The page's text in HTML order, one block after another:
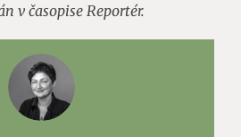
v časopise Reportér.